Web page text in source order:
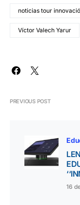
noticias tour
Víctor Valech Yarur
PREVIOUS POST
16